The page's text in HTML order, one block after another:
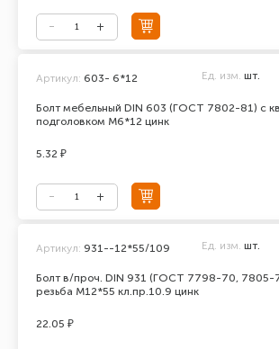
Болт мебельный DIN 603 (ГОСТ 7802-81) с
подголовком М6*12 цинк
Артикул: 603- 6*12 Ед. изм. шт.
5.32 ₽
Болт в/проч. DIN 931 (ГОСТ 7798-70, 7805-
резьба М12*55 кл.пр.10.9 цинк
Артикул: 931--12*55/109 Ед. изм. шт.
22.05 ₽